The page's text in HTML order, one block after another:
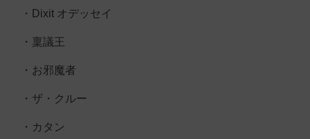
・Dixit オデッセイ
・稟議王
・お邪魔者
・ザ・クルー
・カタン